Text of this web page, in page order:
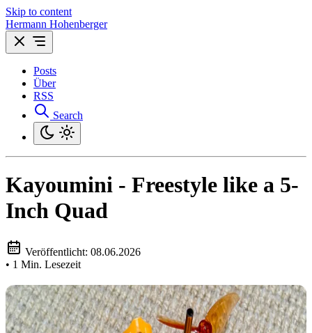
Skip to content
Hermann Hohenberger
Posts
Über
RSS
Search
Kayoumini - Freestyle like a 5-
Inch Quad
Veröffentlicht: 08.06.2026
• 1 Min. Lesezeit